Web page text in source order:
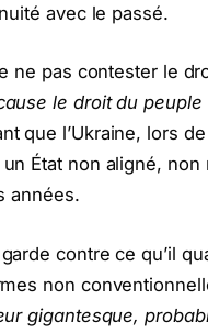
avec le passé.
ne pas contester le
le droit du
que l’Ukraine, lors
État non aligné,
années.
contre ce qu’il
non
gigantesque,